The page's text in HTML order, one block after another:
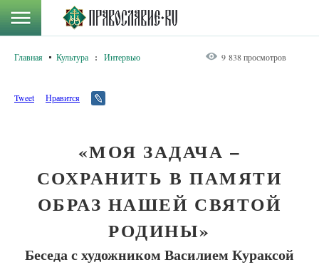
Главная Культура : Интервью 9 838 просмотров
Tweet Нравится
«МОЯ ЗАДАЧА –
СОХРАНИТЬ В ПАМЯТИ
ОБРАЗ НАШЕЙ СВЯТОЙ
РОДИНЫ»
Беседа с художником Василием Кураксой